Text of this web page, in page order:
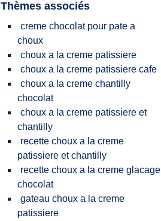
Thèmes associés
creme chocolat pour pate a
choux
choux a la creme patissiere
choux a la creme patissiere cafe
choux a la creme chantilly
chocolat
choux a la creme patissiere et
chantilly
recette choux a la creme
patissiere et chantilly
recette choux a la creme glacage
chocolat
gateau choux a la creme
patissiere